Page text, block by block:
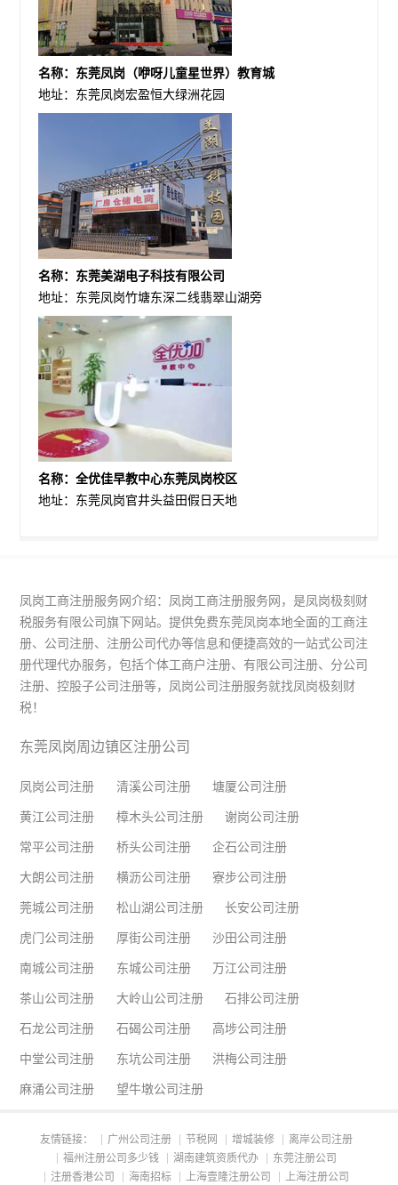
名称：东莞凤岗（咿呀儿童星世界）教育城
地址：东莞凤岗宏盈恒大绿洲花园
名称：东莞美湖电子科技有限公司
地址：东莞凤岗竹塘东深二线翡翠山湖旁
名称：全优佳早教中心东莞凤岗校区
地址：东莞凤岗官井头益田假日天地
凤岗工商注册服务网介绍：凤岗工商注册服务网，是凤岗极刻财
税服务有限公司旗下网站。提供免费东莞凤岗本地全面的工商注
册、公司注册、注册公司代办等信息和便捷高效的一站式公司注
册代理代办服务，包括个体工商户注册、有限公司注册、分公司
注册、控股子公司注册等，凤岗公司注册服务就找凤岗极刻财
税！
东莞凤岗周边镇区注册公司
凤岗公司注册 清溪公司注册 塘厦公司注册
黄江公司注册 樟木头公司注册 谢岗公司注册
常平公司注册 桥头公司注册 企石公司注册
大朗公司注册 横沥公司注册 寮步公司注册
莞城公司注册 松山湖公司注册 长安公司注册
虎门公司注册 厚街公司注册 沙田公司注册
南城公司注册 东城公司注册 万江公司注册
茶山公司注册 大岭山公司注册 石排公司注册
石龙公司注册 石碣公司注册 高埗公司注册
中堂公司注册 东坑公司注册 洪梅公司注册
麻涌公司注册 望牛墩公司注册
友情链接： 广州公司注册 节税网 增城装修
离岸公司注册
福州注册公司多少钱
湖南建筑资质代办
东莞注册公司
注册香港公司
海南招标 上海壹隆注册公司 上海注册公司